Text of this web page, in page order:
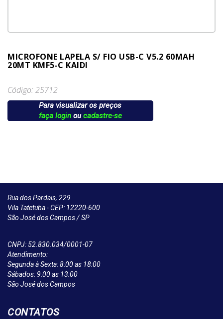
MICROFONE LAPELA S/ FIO USB-C V5.2 60MAH
20MT KMF5-C KAIDI
Código: 25712
Para visualizar os preços
faça loginoucadastre-se
Rua dos Pardais, 229
Vila Tatetuba - CEP: 12220-600
São José dos Campos / SP
CNPJ: 52.830.034/0001-07
Atendimento:
Segunda à Sexta: 8:00 as 18:00
Sábados: 9:00 as 13:00
São José dos Campos
CONTATOS